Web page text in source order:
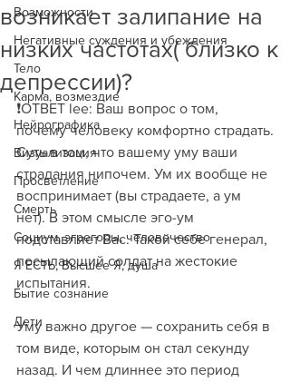
Возможности
Негативные суждения и убеждения
Тело
Карма, возмездие
Нейрографика
Визуализация
Просветление
Смерть
Социум, эгрегоры, человечество
Я ЕСТЬ, Высшее Я, душа
Бытие сознание
Дети
возникает залипание на
низких частотах( близко к
депрессии)?
❗️ОТВЕТ lee: Ваш вопрос о том,
почему человеку комфортно страдать.
Суть в том, что вашему уму ваши
страдания нипочем. Ум их вообще не
воспринимает (вы страдаете, а ум
нет). В этом смысле эго-ум
подставляет Вас. Такой себе генерал,
посылающий солдат на жестокие
испытания.
Уму важно другое — сохранить себя в
том виде, которым он стал секунду
назад. И чем длиннее это период